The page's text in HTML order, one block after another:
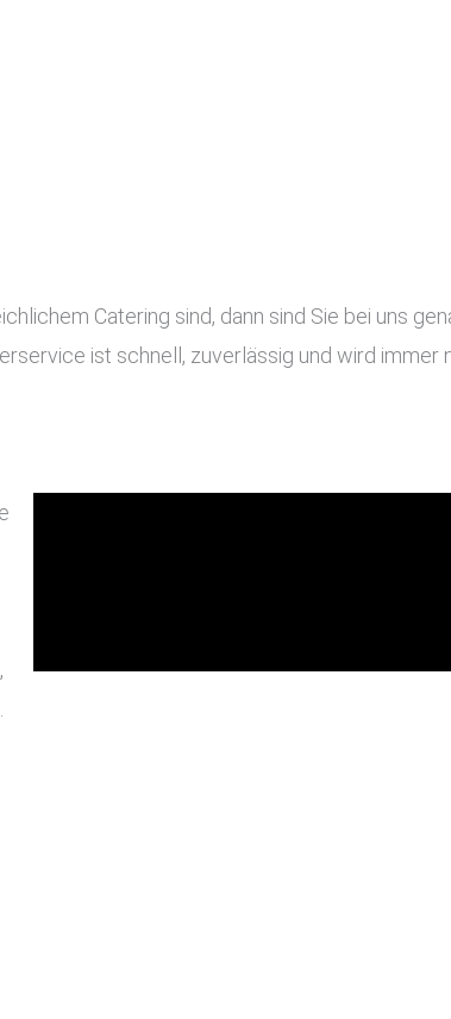
Catering sind, dann sind Sie bei uns
ist schnell, zuverlässig und wird immer